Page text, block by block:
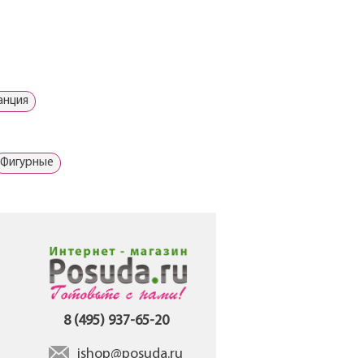
Фигурные
8 (495) 937-65-20
ishop@posuda.ru